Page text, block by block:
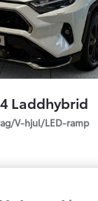
Laddhybrid
V-hjul/LED-ramp